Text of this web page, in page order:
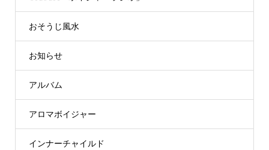
おそうじ風水
お知らせ
アルバム
アロマボイジャー
インナーチャイルド